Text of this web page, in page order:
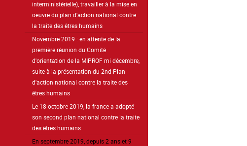
interministérielle), travailler à la mise en
oeuvre du plan d'action national contre
la traite des êtres humains
Novembre 2019 : en attente de la
première réunion du Comité
d'orientation de la MIPROF mi décembre,
suite à la présentation du 2nd Plan
d'action national contre la traite des
êtres humains
Le 18 octobre 2019, la france a adopté
son second plan national contre la traite
des êtres humains
En septembre 2019, depuis 2 ans et 9